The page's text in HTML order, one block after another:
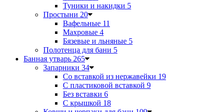
Туники и накидки 5
Простыни 20
Вафельные 11
Махровые 4
Бязевые и льняные 5
Полотенца для бани 5
Банная утварь 265
Запарники 34
Со вставкой из нержавейки 19
С пластиковой вставкой 9
Без вставки 6
С крышкой 18